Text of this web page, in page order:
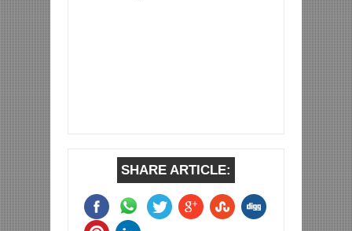
SHARE ARTICLE: